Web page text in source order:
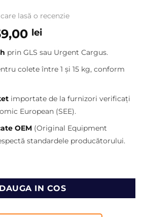
lasă o recenzie
lei.
leiPrețul
este:
559,00 lei.
prin GLS sau Urgent Cargus.
colete între 1 și 15 kg, conform
importate de la furnizori verificați
European (SEE).
OEM (Original Equipment
standardele producătorului.
NewHolland B90
IN COS